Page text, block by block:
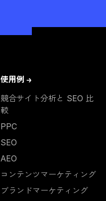
使用例 →
競合サイト分析と SEO 比
較
PPC
SEO
AEO
コンテンツマーケティング
ブランドマーケティング